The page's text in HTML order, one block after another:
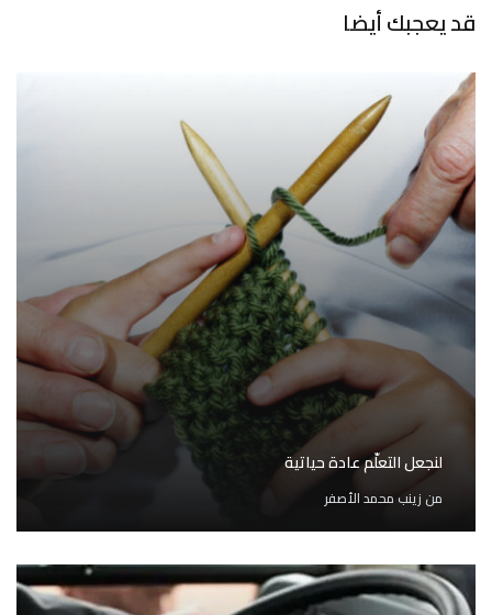
قد يعجبك أيضا
لنجعل التعلّم عادة حياتية
من زينب محمد الأصفر